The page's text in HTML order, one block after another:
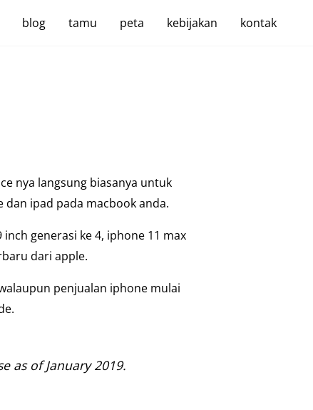
blog tamu peta kebijakan kontak
nya langsung biasanya untuk
ipad pada macbook anda.
generasi ke 4, iphone 11 max
dari apple.
penjualan iphone mulai
as of January 2019.